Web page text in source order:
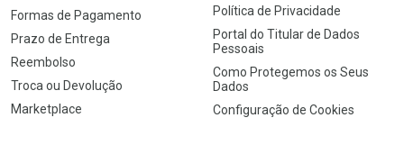
Formas de Pagamento
Prazo de Entrega
Reembolso
Troca ou Devolução
Marketplace
Política de Privacidade
Portal do Titular de Dados
Pessoais
Como Protegemos os Seus
Dados
Configuração de Cookies